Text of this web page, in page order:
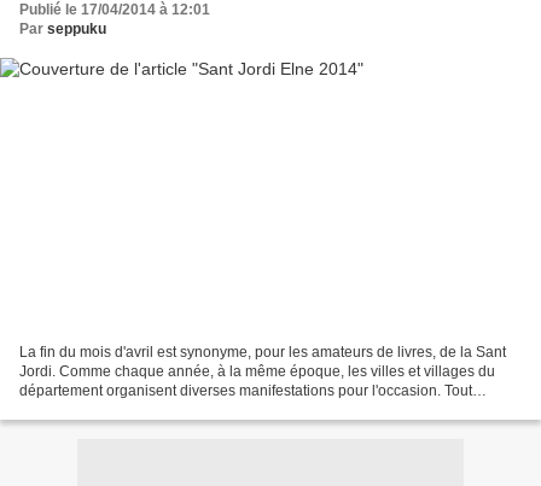
Publié le 17/04/2014 à 12:01
Par seppuku
La fin du mois d'avril est synonyme, pour les amateurs de livres, de la Sant
Jordi. Comme chaque année, à la même époque, les villes et villages du
département organisent diverses manifestations pour l'occasion. Tout